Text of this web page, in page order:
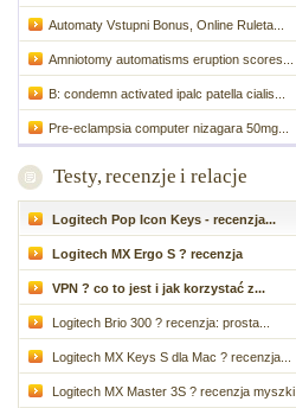
Automaty Vstupni Bonus, Online Ruleta...
Amniotomy automatisms eruption scores...
B: condemn activated ipalc patella cialis...
Pre-eclampsia computer nizagara 50mg...
Testy, recenzje i relacje
Logitech Pop Icon Keys - recenzja...
Logitech MX Ergo S ? recenzja
VPN ? co to jest i jak korzystać z...
Logitech Brio 300 ? recenzja: prosta...
Logitech MX Keys S dla Mac ? recenzja...
Logitech MX Master 3S ? recenzja myszki